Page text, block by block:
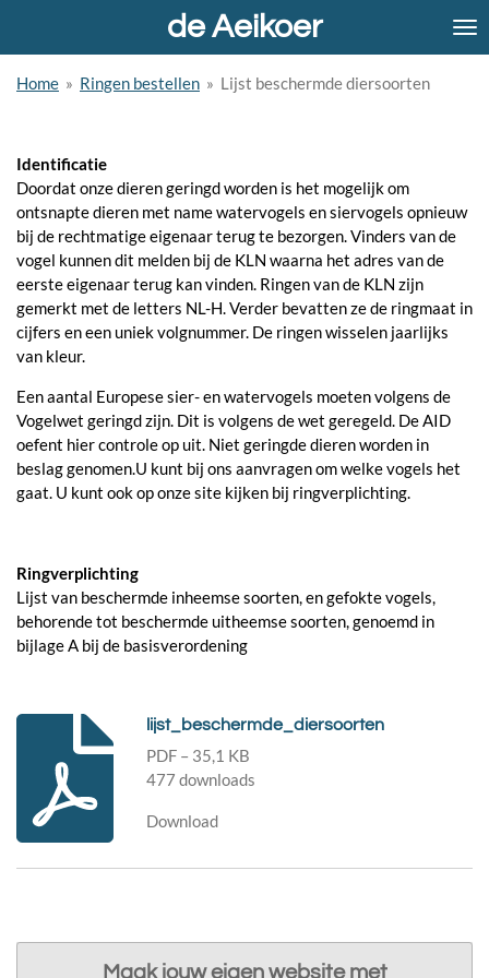
de
de Aeikoer
Home » Ringen bestellen » Lijst beschermde diersoorten
Identificatie
Doordat onze dieren geringd worden is het mogelijk om
ontsnapte dieren met name watervogels en siervogels opnieuw
bij de rechtmatige eigenaar terug te bezorgen. Vinders van de
vogel kunnen dit melden bij de KLN waarna het adres van de
eerste eigenaar terug kan vinden. Ringen van de KLN zijn
gemerkt met de letters NL-H. Verder bevatten ze de ringmaat in
cijfers en een uniek volgnummer. De ringen wisselen jaarlijks
van kleur.
Een aantal Europese sier- en watervogels moeten volgens de
Vogelwet geringd zijn. Dit is volgens de wet geregeld. De AID
oefent hier controle op uit. Niet geringde dieren worden in
beslag genomen.U kunt bij ons aanvragen om welke vogels het
gaat. U kunt ook op onze site kijken bij ringverplichting.
Ringverplichting
Lijst van beschermde inheemse soorten, en gefokte vogels,
behorende tot beschermde uitheemse soorten, genoemd in
bijlage A bij de basisverordening
lijst_beschermde_diersoorten
PDF – 35,1 KB
477 downloads
Download
Maak jouw eigen website met